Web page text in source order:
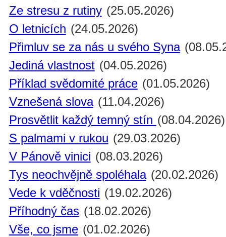
Ze stresu z rutiny (25.05.2026)
O letnicích (24.05.2026)
Přimluv se za nás u svého Syna
Jediná vlastnost (04.05.2026)
Příklad svědomité práce (01.05.2026)
Vznešená slova (11.04.2026)
Prosvětlit každý temný stín (08.04.2026)
S palmami v rukou (29.03.2026)
V Pánově vinici (08.03.2026)
Tys neochvějně spoléhala (20.02.2026)
Vede k vděčnosti (19.02.2026)
Příhodný čas (18.02.2026)
Vše, co jsme (01.02.2026)